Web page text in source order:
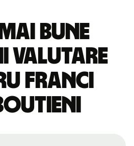
bune
valutare
franci